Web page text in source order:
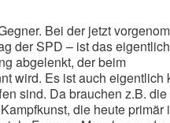
Bei der jetzt
der SPD – ist das
abgelenkt, der beim
wird. Es ist auch eigentlich
sind. Da brauchen z.B. die
die heute primär